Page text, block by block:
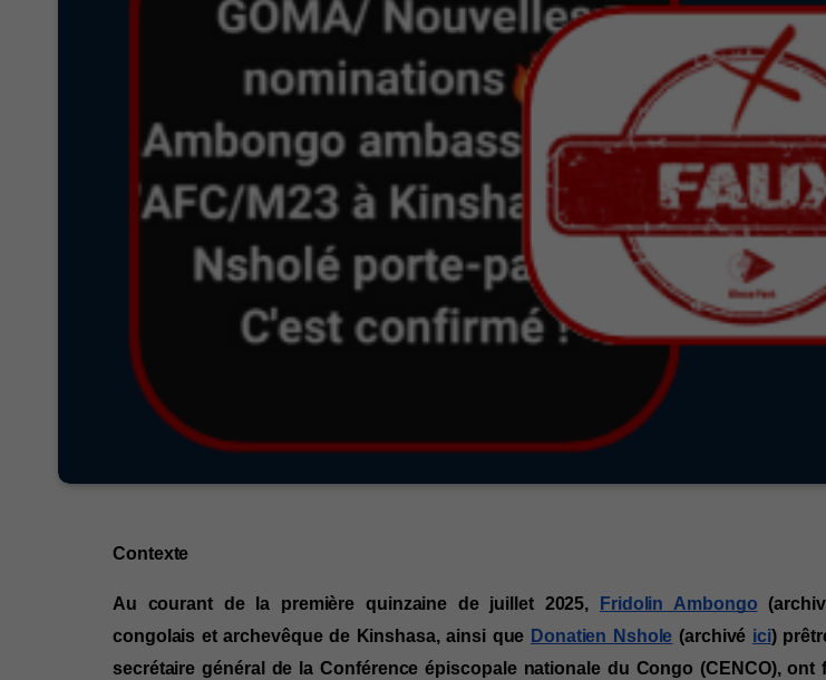
Contexte
Au courant de la première quinzaine de juillet 2025, Fridolin Ambongo
congolais et archevêque de Kinshasa, ainsi que Donatien Nshole (archivé ici)
secrétaire général de la Conférence épiscopale nationale du Congo (CENCO),ont